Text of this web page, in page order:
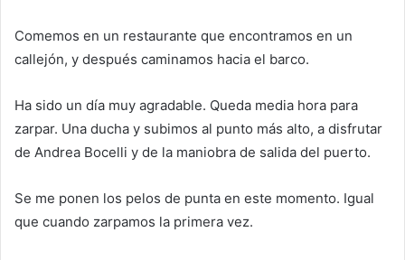
Comemos en un restaurante que encontramos en un
callejón, y después caminamos hacia el barco.
Ha sido un día muy agradable. Queda media hora para
zarpar. Una ducha y subimos al punto más alto, a disfrutar
de Andrea Bocelli y de la maniobra de salida del puerto.
Se me ponen los pelos de punta en este momento. Igual
que cuando zarpamos la primera vez.